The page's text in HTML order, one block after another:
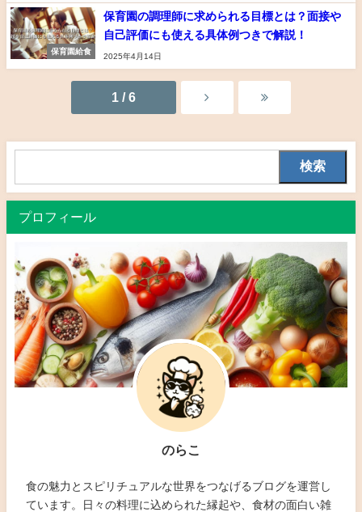
保育園給食
保育園の調理師に求められる目標とは？面接や
自己評価にも使える具体例つきで解説！
2025年4月14日
1 / 6
検索
プロフィール
のらこ
食の魅力とスピリチュアルな世界をつなげるブログを運営し
ています。日々の料理に込められた縁起や、食材の面白い雑